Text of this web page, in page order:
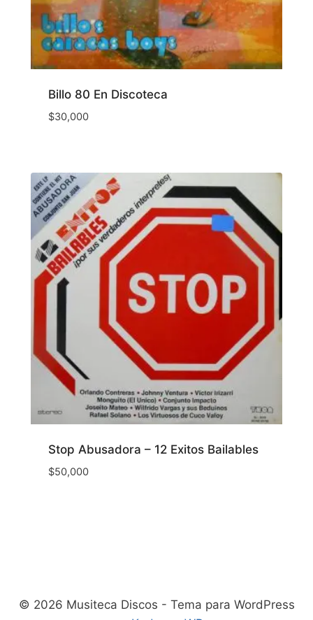
Billo 80 En Discoteca
$30,000
Stop Abusadora – 12 Exitos Bailables
$50,000
© 2026 Musiteca Discos - Tema para WordPress